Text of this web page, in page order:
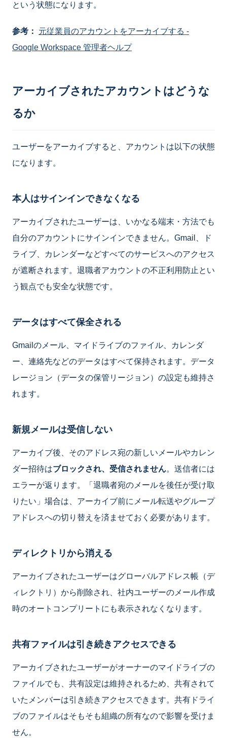
という状態になります。
参考：
元従業員のアカウントをアーカイブする -
Google Workspace 管理者ヘルプ
アーカイブされたアカウントはどうな
るか
ユーザーをアーカイブすると、アカウントは以下の状態
になります。
本人はサインインできなくなる
アーカイブされたユーザーは、いかなる端末・方法でも
自分のアカウントにサインインできません。Gmail、ド
ライブ、カレンダーなどすべてのサービスへのアクセス
が遮断されます。退職者アカウントの不正利用防止とい
う観点でも安全な状態です。
データはすべて保全される
Gmailのメール、マイドライブのファイル、カレンダ
ー、連絡先などのデータはすべて保持されます。データ
レージョン（データの保管リージョン）の設定も維持さ
れます。
新規メールは受信しない
アーカイブ後、そのアドレス宛の新しいメールやカレン
ダー招待はブロックされ、受信されません。送信者には
エラーが返ります。「退職者宛のメールを後任が受け取
りたい」場合は、アーカイブ前にメール転送やグループ
アドレスへの切り替えを済ませておく必要があります。
ディレクトリから消える
アーカイブされたユーザーはグローバルアドレス帳（デ
ィレクトリ）から削除され、社内ユーザーのメール作成
時のオートコンプリートにも表示されなくなります。
共有ファイルは引き続きアクセスできる
アーカイブされたユーザーがオーナーのマイドライブの
ファイルでも、共有設定は維持されるため、共有されて
いたメンバーは引き続きアクセスできます。共有ドライ
ブのファイルはそもそも組織の所有なので影響を受けま
せん。